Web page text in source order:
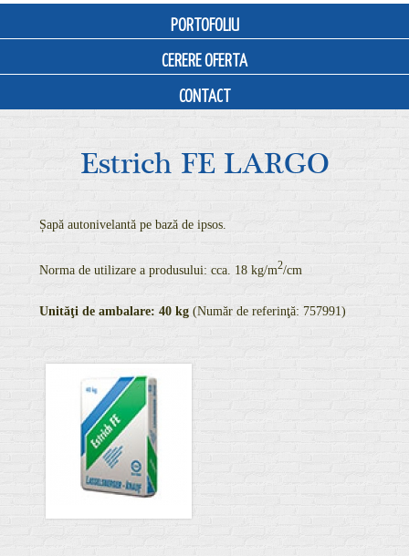
PORTOFOLIU
CERERE OFERTA
CONTACT
Estrich FE LARGO
Șapă autonivelantă pe bază de ipsos.
Norma de utilizare a produsului: cca. 18 kg/m2/cm
Unităţi de ambalare: 40 kg (Număr de referinţă: 757991)